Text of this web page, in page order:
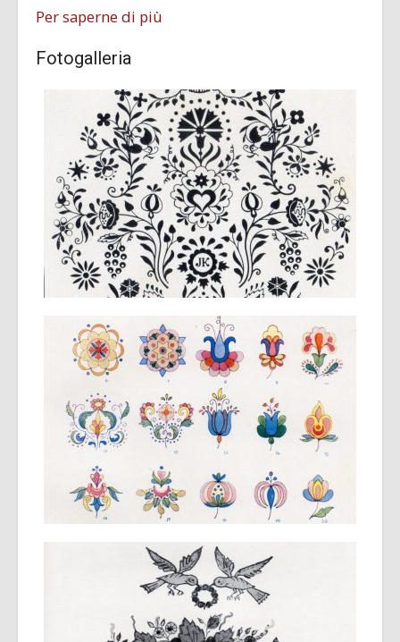
Per saperne di più
Fotogalleria